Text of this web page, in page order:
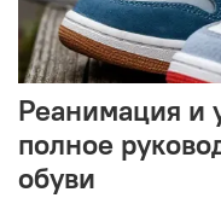
Реанимация и
полное
обуви